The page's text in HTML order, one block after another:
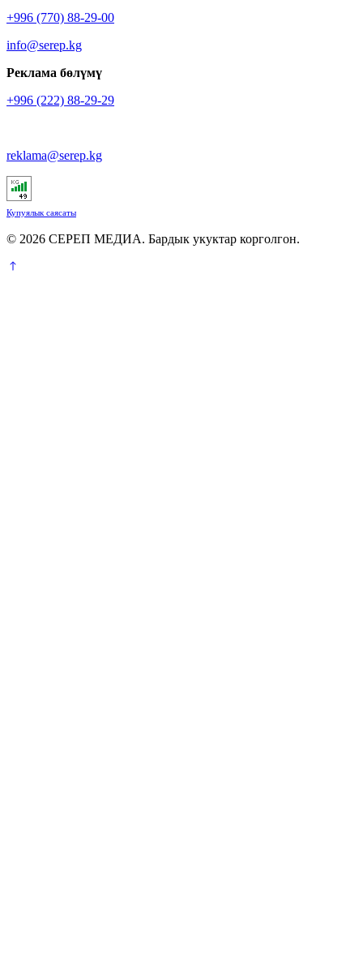
+996 (770) 88-29-00
info@serep.kg
Реклама бөлүмү
+996 (222) 88-29-29
reklama@serep.kg
Купуялык саясаты
© 2026 СЕРЕП МЕДИА. Бардык укуктар корголгон.